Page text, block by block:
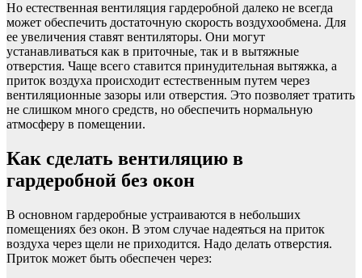
Но естественная вентиляция гардеробной далеко не всегда
может обеспечить достаточную скорость воздухообмена. Для
ее увеличения ставят вентиляторы. Они могут
устанавливаться как в приточные, так и в вытяжные
отверстия. Чаще всего ставится принудительная вытяжка, а
приток воздуха происходит естественным путем через
вентиляционные зазоры или отверстия. Это позволяет тратить
не слишком много средств, но обеспечить нормальную
атмосферу в помещении.
Как сделать вентиляцию в
гардеробной без окон
В основном гардеробные устраиваются в небольших
помещениях без окон. В этом случае надеяться на приток
воздуха через щели не приходится. Надо делать отверстия.
Приток может быть обеспечен через: